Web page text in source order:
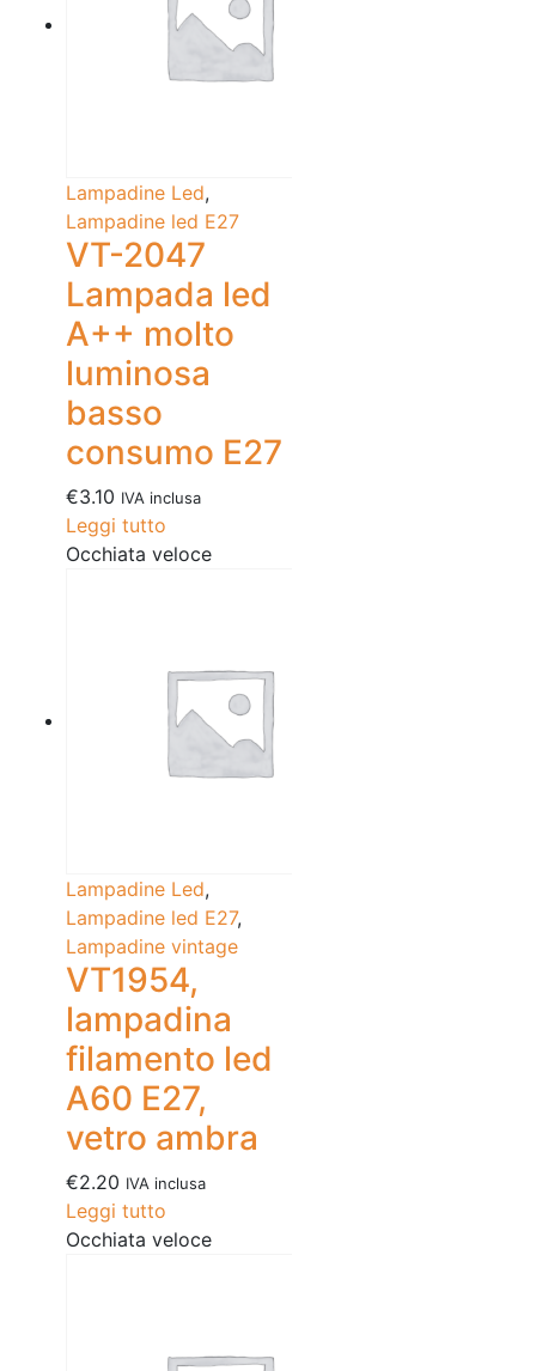
Lampadine Led,
Lampadine led E27
VT-2047
Lampada led
A++ molto
luminosa
basso
consumo E27
€3.10 IVA inclusa
Leggi tutto
Occhiata veloce
Lampadine Led,
Lampadine led E27,
Lampadine vintage
VT1954,
lampadina
filamento led
A60 E27,
vetro ambra
€2.20 IVA inclusa
Leggi tutto
Occhiata veloce